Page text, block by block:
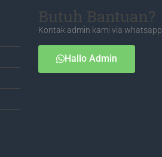
Butuh Bantuan?
Kontak admin kami via whatsapp
Hallo Admin